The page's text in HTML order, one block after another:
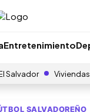
Entretenimiento
Salvador